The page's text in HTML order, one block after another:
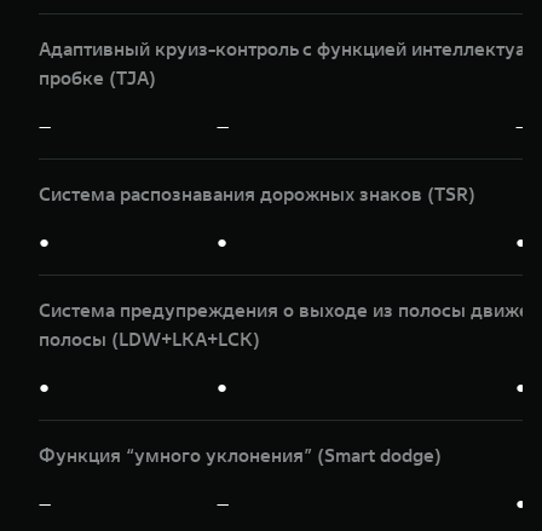
Адаптивный круиз-контроль с функцией
пробке (TJA)
— — —
Система распознавания дорожных знаков (TSR)
● ● ●
Система предупреждения о выходе из полосы
полосы (LDW+LKA+LCK)
● ● ●
Функция “умного уклонения” (Smart dodge)
— — ●